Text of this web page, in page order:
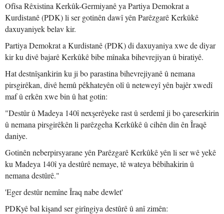
Ofîsa Rêxistina Kerkûk-Germiyanê ya Partiya Demokrat a
Kurdistanê (PDK) li ser gotinên dawî yên Parêzgarê Kerkûkê
daxuyaniyek belav kir.
Partiya Demokrat a Kurdistanê (PDK) di daxuyaniya xwe de diyar
kir ku divê bajarê Kerkûkê bibe mînaka bihevrejiyan û biratiyê.
Hat destnîşankirin ku ji bo parastina bihevrejiyanê û nemana
pirsgirêkan, divê hemû pêkhateyên olî û neteweyî yên bajêr xwedî
maf û erkên xwe bin û hat gotin:
"Destûr û Madeya 140î nexşerêyeke rast û serdemî ji bo çareserkirin
û nemana pirsgirêkên li parêzgeha Kerkûkê û cihên din ên Îraqê
daniye.
Gotinên neberpirsyarane yên Parêzgarê Kerkûkê yên li ser wê yekê
ku Madeya 140î ya destûrê nemaye, tê wateya bêbihakirin û
nemana destûrê."
'Eger destûr nemîne Îraq nabe dewlet'
PDKyê bal kişand ser girîngiya destûrê û anî zimên: